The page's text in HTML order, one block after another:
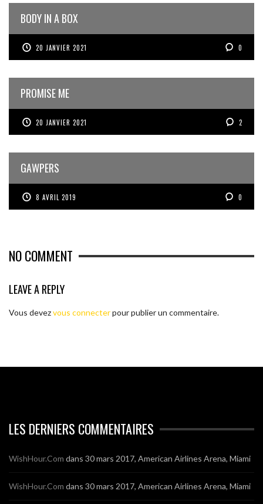
BODY IN A BOX
20 JANVIER 2021 0
PROMISE ME
20 JANVIER 2021 2
GAWPERS
8 AVRIL 2019 0
NO COMMENT
LEAVE A REPLY
Vous devezvous connecterpour publier un commentaire.
LES DERNIERS COMMENTAIRES
WishHour.Com dans 30 mars 2017, American Airlines Arena, Miami
WishHour.Com dans 30 mars 2017, American Airlines Arena, Miami